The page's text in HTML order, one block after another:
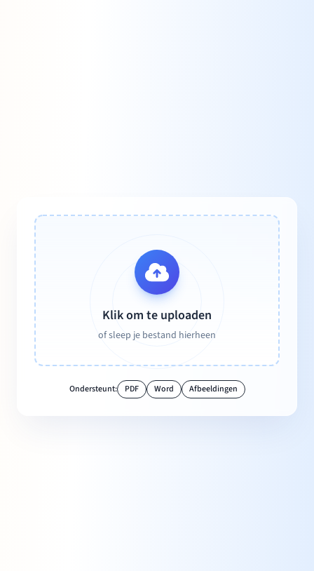
Klik om te uploaden
of sleep je bestand hierheen
Ondersteunt: PDF Word Afbeeldingen